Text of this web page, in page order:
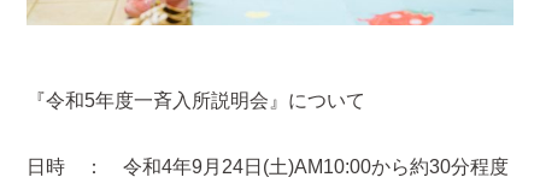
『令和5年度一斉入所説明会』について
日時 ： 令和4年9月24日(土)AM10:00から約30分程度